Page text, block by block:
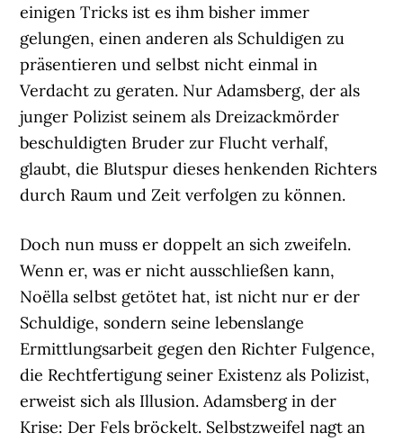
einigen Tricks ist es ihm bisher immer
gelungen, einen anderen als Schuldigen zu
präsentieren und selbst nicht einmal in
Verdacht zu geraten. Nur Adamsberg, der als
junger Polizist seinem als Dreizackmörder
beschuldigten Bruder zur Flucht verhalf,
glaubt, die Blutspur dieses henkenden Richters
durch Raum und Zeit verfolgen zu können.
Doch nun muss er doppelt an sich zweifeln.
Wenn er, was er nicht ausschließen kann,
Noëlla selbst getötet hat, ist nicht nur er der
Schuldige, sondern seine lebenslange
Ermittlungsarbeit gegen den Richter Fulgence,
die Rechtfertigung seiner Existenz als Polizist,
erweist sich als Illusion. Adamsberg in der
Krise: Der Fels bröckelt. Selbstzweifel nagt an